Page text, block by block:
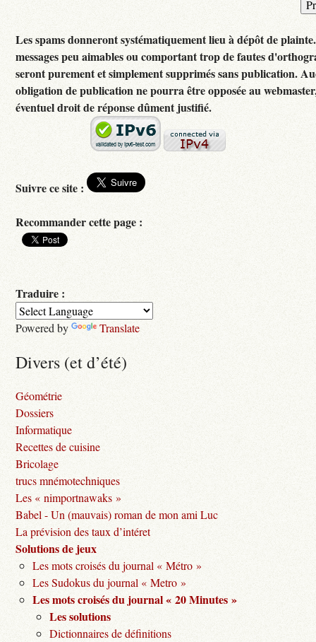
Les spams donneront systématiquement lieu à dépôt de
messages peu aimables ou comportant trop de fautes
seront purement et simplement supprimés sans publication.
obligation de publication ne pourra être opposée au
éventuel droit de réponse dûment justifié.
Suivre ce site :
Recommander cette page :
Traduire :
Powered by Translate
Divers (et d’été)
Géométrie
Dossiers
Informatique
Recettes de cuisine
Bricolage
trucs mnémotechniques
Les « nimportnawaks »
Babel - Un (mauvais) roman de mon ami Luc
La prévision des taux d’intéret
Solutions de jeux
Les mots croisés du journal « Métro »
Les Sudokus du journal « Metro »
Les mots croisés du journal « 20 Minutes »
Les solutions
Dictionnaires de définitions